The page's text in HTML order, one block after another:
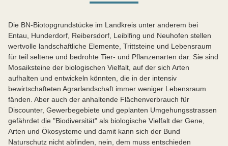
Die BN-Biotopgrundstücke im Landkreis unter anderem bei
Entau, Hunderdorf, Reibersdorf, Leiblfing und Neuhofen stellen
wertvolle landschaftliche Elemente, Trittsteine und Lebensraum
für teil seltene und bedrohte Tier- und Pflanzenarten dar. Sie sind
Mosaiksteine der biologischen Vielfalt, auf der sich Arten
aufhalten und entwickeln könnten, die in der intensiv
bewirtschafteten Agrarlandschaft immer weniger Lebensraum
fänden. Aber auch der anhaltende Flächenverbrauch für
Discounter, Gewerbegebiete und geplanten Umgehungsstrassen
gefährdet die "Biodiversität" als biologische Vielfalt der Gene,
Arten und Ökosysteme und damit kann sich der Bund
Naturschutz nicht abfinden, nein, dem muss entschieden